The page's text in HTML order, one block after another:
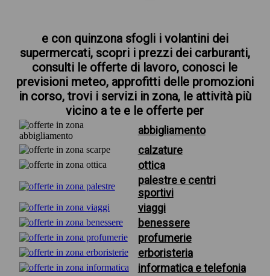
e con quinzona sfogli i volantini dei
supermercati, scopri i prezzi dei carburanti,
consulti le offerte di lavoro, conosci le
previsioni meteo, approfitti delle promozioni
in corso, trovi i servizi in zona, le attività più
vicino a te e le offerte per
abbigliamento
calzature
ottica
palestre e centri
sportivi
viaggi
benessere
profumerie
erboristeria
informatica e telefonia